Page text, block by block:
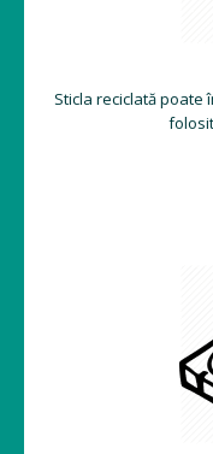
Sticla reciclată poate